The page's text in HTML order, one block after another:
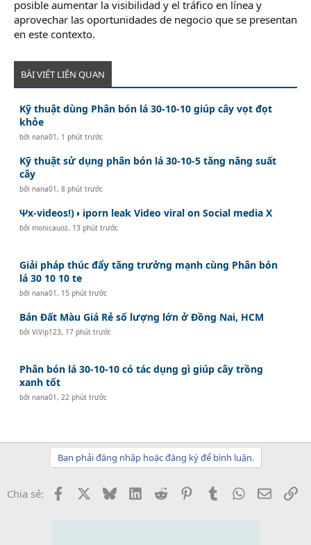
posible aumentar la visibilidad y el tráfico en línea y
aprovechar las oportunidades de negocio que se presentan
en este contexto.
BÀI VIẾT LIÊN QUAN
Kỹ thuật dùng Phân bón lá 30-10-10 giúp cây vọt đọt
khỏe
bởinana01 , 1 phút trước
Kỹ thuật sử dụng phân bón lá 30-10-5 tăng năng suất
cây
bởinana01 ,8 phút trước
Ψx-videos!)◑ iporn leak Video viral on Social media X
bởimonicauoz, 13 phút trước
Giải pháp thúc đẩy tăng trưởng mạnh cùng Phân bón
lá 30 10 10 te
bởinana01 , 15 phút trước
Bán Đất Màu Giá Rẻ số lượng lớn ở Đồng Nai, HCM
bởiViVip123, 17 phút trước
Phân bón lá 30-10-10 có tác dụng gì giúp cây trồng
xanh tốt
bởinana01 , 22 phút trước
Bạn phải đăng nhập hoặc đăng ký để bình luận.
Chia sẻ: Facebook BlueskyLinkedInReddit PinterestTumblrWhatsApp
Email